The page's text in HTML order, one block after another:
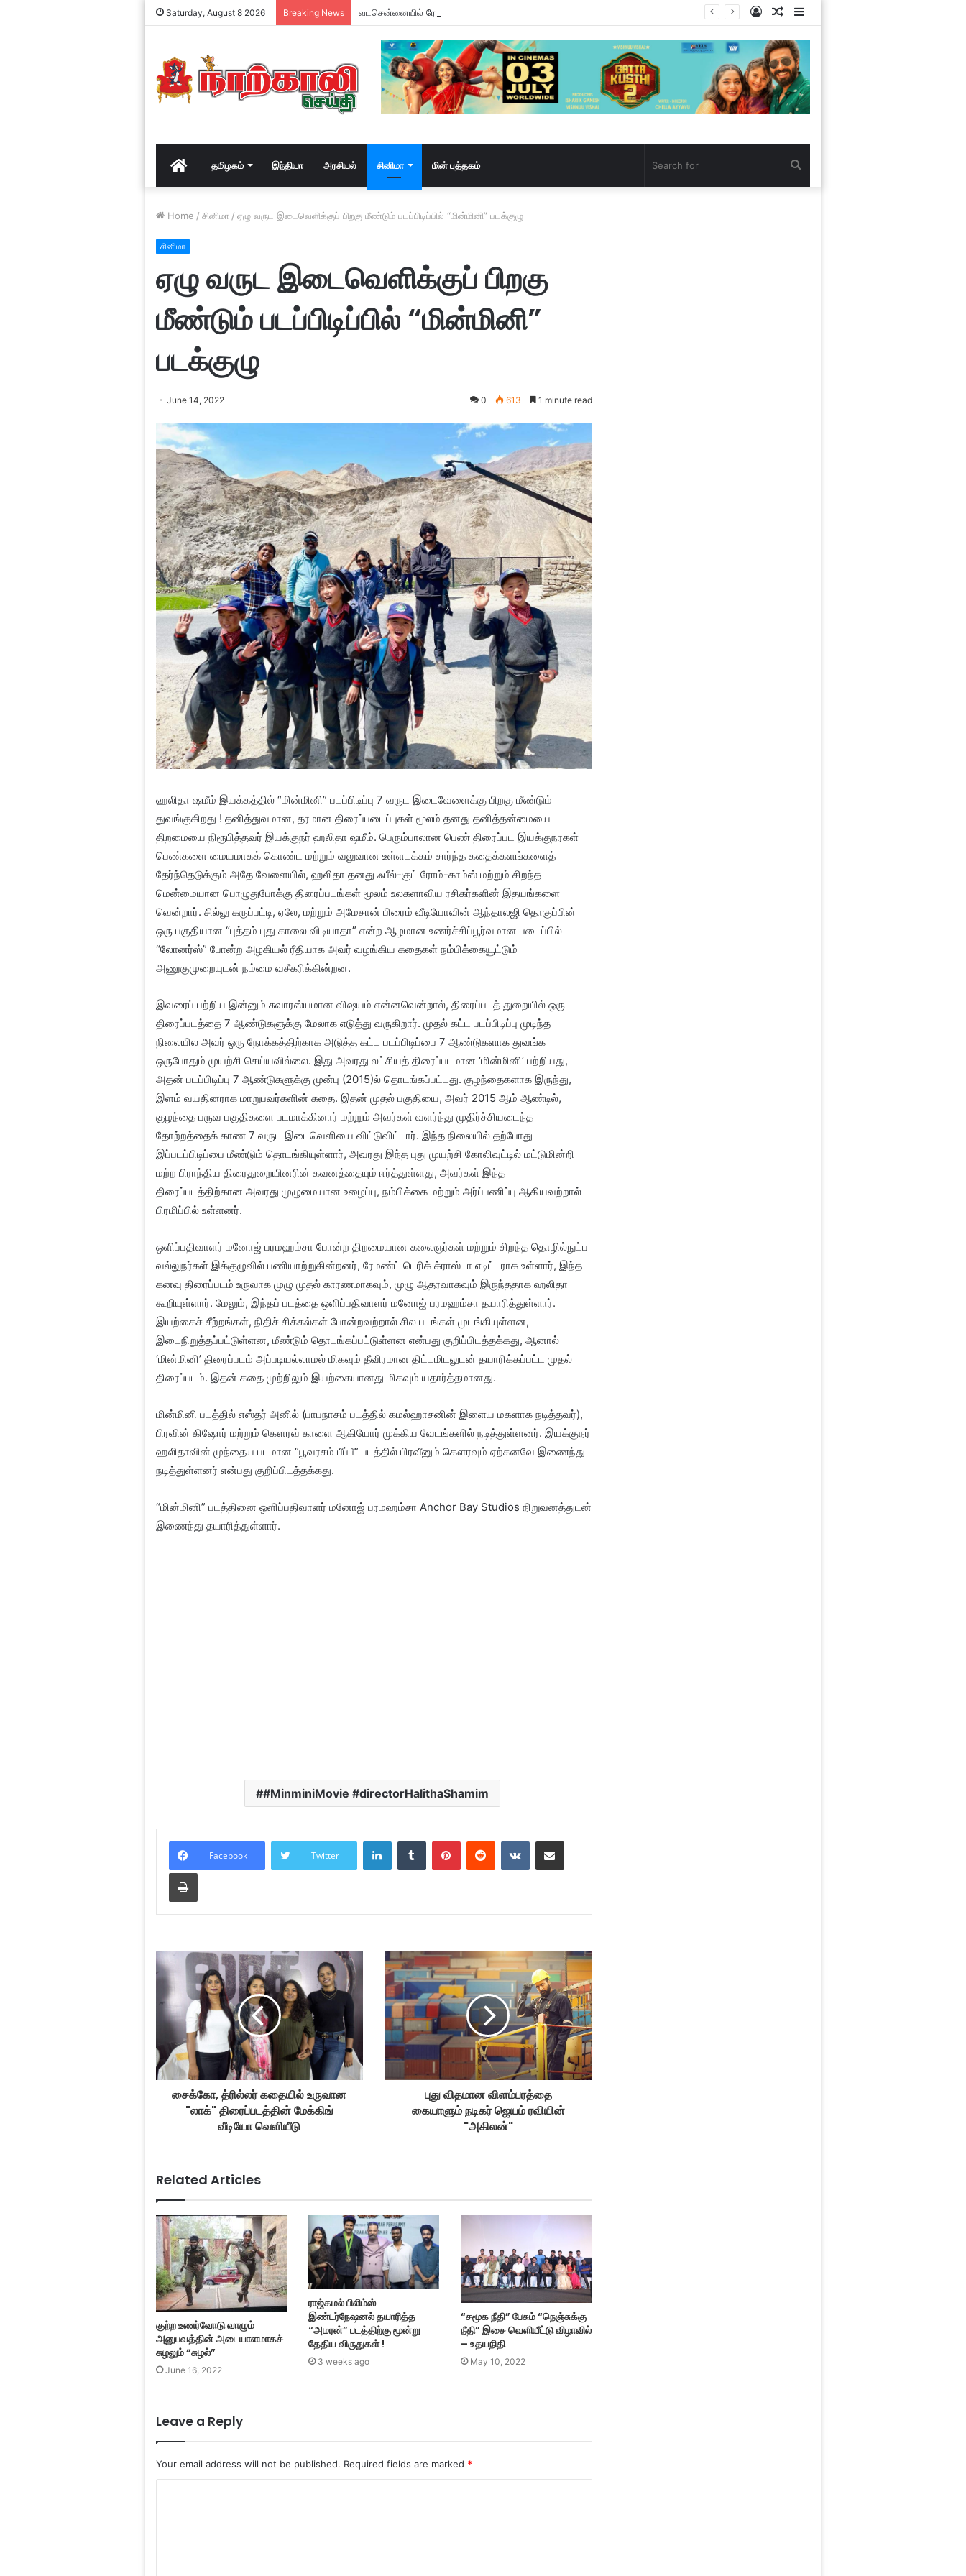
Saturday, August 8 2026 Breaking News வடசென்னையில் ரேசன் அரிசி கடத்தல் கும்பல் கைதும், பின்னணியும் ! Sidebar
Random
Article
Log
In
Homeதமிழகம் இந்தியா அரசியல் சினிமா மின் புத்தகம்
Home / சினிமா / ஏழு வருட இடைவெளிக்குப் பிறகு மீண்டும் படப்பிடிப்பில் “மின்மினி” படக்குழு
சினிமா
ஏழு வருட இடைவெளிக்குப் பிறகு
மீண்டும் படப்பிடிப்பில் “மின்மினி”
படக்குழு
June 14, 2022 0 613 1 minute read
ஹலிதா ஷமீம் இயக்கத்தில் “மின்மினி” படப்பிடிப்பு 7 வருட இடைவேளைக்கு பிறகு மீண்டும்
துவங்குகிறது ! தனித்துவமான, தரமான திரைப்படைப்புகள் மூலம் தனது தனித்தன்மையை
திறமையை நிரூபித்தவர் இயக்குநர் ஹலிதா ஷமீம். பெரும்பாலான பெண் திரைப்பட இயக்குநரகள்
பெண்களை மையமாகக் கொண்ட மற்றும் வலுவான உள்ளடக்கம் சார்ந்த கதைக்களங்களைத்
தேர்ந்தெடுக்கும் அதே வேளையில், ஹலிதா தனது ஃபீல்-குட் ரோம்-காம்ஸ் மற்றும் சிறந்த
மென்மையான பொழுதுபோக்கு திரைப்படங்கள் மூலம் உலகளாவிய ரசிகர்களின் இதயங்களை
வென்றார். சில்லு கருப்பட்டி, ஏலே, மற்றும் அமேசான் பிரைம் வீடியோவின் ஆந்தாலஜி தொகுப்பின்
ஒரு பகுதியான “புத்தம் புது காலை விடியாதா” என்ற ஆழமான உணர்ச்சிப்பூர்வமான படைப்பில்
“லோனர்ஸ்” போன்ற அழகியல் ரீதியாக அவர் வழங்கிய கதைகள் நம்பிக்கையூட்டும்
அணுகுமுறையுடன் நம்மை வசீகரிக்கின்றன.
இவரைப் பற்றிய இன்னும் சுவாரஸ்யமான விஷயம் என்னவென்றால், திரைப்படத் துறையில் ஒரு
திரைப்படத்தை 7 ஆண்டுகளுக்கு மேலாக எடுத்து வருகிறார். முதல் கட்ட படப்பிடிப்பு முடிந்த
நிலையில அவர் ஒரு நோக்கத்திற்காக அடுத்த கட்ட படப்பிடிப்பை 7 ஆண்டுகளாக துவங்க
ஒருபோதும் முயற்சி செய்யவில்லை. இது அவரது லட்சியத் திரைப்படமான ‘மின்மினி’ பற்றியது,
அதன் படப்பிடிப்பு 7 ஆண்டுகளுக்கு முன்பு (2015)ல் தொடங்கப்பட்டது. குழந்தைகளாக இருந்து,
இளம் வயதினராக மாறுபவர்களின் கதை. இதன் முதல் பகுதியை, அவர் 2015 ஆம் ஆண்டில்,
குழந்தை பருவ பகுதிகளை படமாக்கினார் மற்றும் அவர்கள் வளர்ந்து முதிர்ச்சியடைந்த
தோற்றத்தைக் காண 7 வருட இடைவெளியை விட்டுவிட்டார். இந்த நிலையில் தற்போது
இப்படப்பிடிப்பை மீண்டும் தொடங்கியுள்ளார், அவரது இந்த புது முயற்சி கோலிவுட்டில் மட்டுமின்றி
மற்ற பிராந்திய திரைதுறையினரின் கவனத்தையும் ஈர்த்துள்ளது, அவர்கள் இந்த
திரைப்படத்திற்கான அவரது முழுமையான உழைப்பு, நம்பிக்கை மற்றும் அர்ப்பணிப்பு ஆகியவற்றால்
பிரமிப்பில் உள்ளனர்.
ஒளிப்பதிவாளர் மனோஜ் பரமஹம்சா போன்ற திறமையான கலைஞர்கள் மற்றும் சிறந்த தொழில்நுட்ப
வல்லுநர்கள் இக்குழுவில் பணியாற்றுகின்றனர், ரேமண்ட் டெரிக் க்ராஸ்டா எடிட்டராக உள்ளார், இந்த
கனவு திரைப்படம் உருவாக முழு முதல் காரணமாகவும், முழு ஆதரவாகவும் இருந்ததாக ஹலிதா
கூறியுள்ளார். மேலும், இந்தப் படத்தை ஒளிப்பதிவாளர் மனோஜ் பரமஹம்சா தயாரித்துள்ளார்.
இயற்கைச் சீற்றங்கள், நிதிச் சிக்கல்கள் போன்றவற்றால் சில படங்கள் முடங்கியுள்ளன,
இடைநிறுத்தப்பட்டுள்ளன, மீண்டும் தொடங்கப்பட்டுள்ளன என்பது குறிப்பிடத்தக்கது, ஆனால்
‘மின்மினி’ திரைப்படம் அப்படியல்லாமல் மிகவும் தீவிரமான திட்டமிடலுடன் தயாரிக்கப்பட்ட முதல்
திரைப்படம். இதன் கதை முற்றிலும் இயற்கையானது மிகவும் யதார்த்தமானது.
மின்மினி படத்தில் எஸ்தர் அனில் (பாபநாசம் படத்தில் கமல்ஹாசனின் இளைய மகளாக நடித்தவர்),
பிரவின் கிஷோர் மற்றும் கௌரவ் காளை ஆகியோர் முக்கிய வேடங்களில் நடித்துள்ளனர். இயக்குநர்
ஹலிதாவின் முந்தைய படமான “பூவரசம் பீப்பீ” படத்தில் பிரவீனும் கௌரவும் ஏற்கனவே இணைந்து
நடித்துள்ளனர் என்பது குறிப்பிடத்தக்கது.
“மின்மினி” படத்தினை ஒளிப்பதிவாளர் மனோஜ் பரமஹம்சா Anchor Bay Studios நிறுவனத்துடன்
இணைந்து தயாரித்துள்ளார்.
#MinminiMovie #directorHalithaShamim
Facebook Twitter
LinkedInTumblr PinterestReddit VKontakteShare via Email
Print
சைக்கோ, த்ரில்லர் கதையில் உருவான
"லாக்" திரைப்படத்தின் மேக்கிங்
வீடியோ வெளியீடு
புது விதமான விளம்பரத்தை
கையாளும் நடிகர் ஜெயம் ரவியின்
"அகிலன்"
Related Articles
குற்ற உணர்வோடு வாழும்
அனுபவத்தின் அடையாளமாகச்
சுழலும் “சுழல்”
June 16, 2022
ராஜ்கமல் பிலிம்ஸ்
இண்டர்நேஷனல் தயாரித்த
“அமரன்” படத்திற்கு மூன்று
தேதிய விருதுகள் !
3 weeks ago
“சமூக நீதி” பேசும் “நெஞ்சுக்கு
நீதி” இசை வெளியீட்டு விழாவில்
– உதயநிதி
May 10, 2022
Leave a Reply
Your email address will not be published. Required fields are marked *